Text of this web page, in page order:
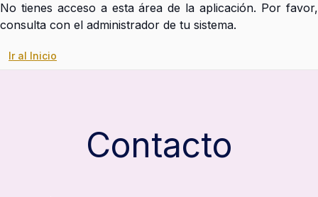
No tienes acceso a esta área de la aplicación. Por favor,
consulta con el administrador de tu sistema.
Ir al Inicio
Contacto